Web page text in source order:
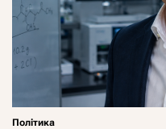
Політика